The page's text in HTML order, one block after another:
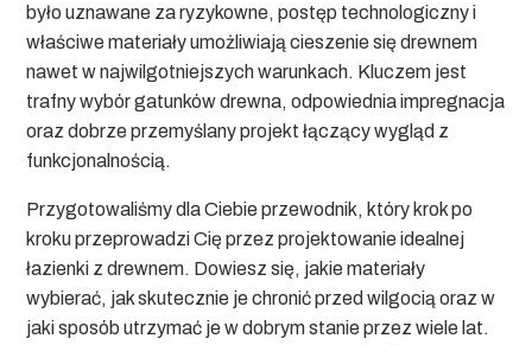
było uznawane za ryzykowne, postęp technologiczny i
właściwe materiały umożliwiają cieszenie się drewnem
nawet w najwilgotniejszych warunkach. Kluczem jest
trafny wybór gatunków drewna, odpowiednia impregnacja
oraz dobrze przemyślany projekt łączący wygląd z
funkcjonalnością.
Przygotowaliśmy dla Ciebie przewodnik, który krok po
kroku przeprowadzi Cię przez projektowanie idealnej
łazienki z drewnem. Dowiesz się, jakie materiały
wybierać, jak skutecznie je chronić przed wilgocią oraz w
jaki sposób utrzymać je w dobrym stanie przez wiele lat.